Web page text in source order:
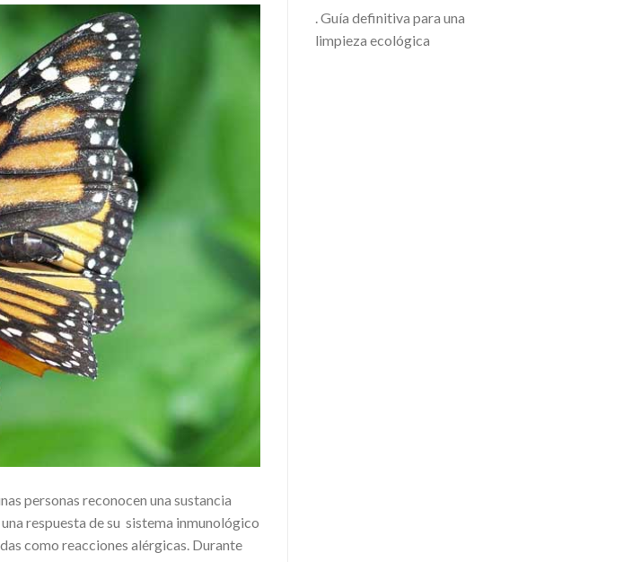
personas reconocen una sustancia
respuesta de su sistema inmunológico
como reacciones alérgicas. Durante
. Guía definitiva para una
limpieza ecológica